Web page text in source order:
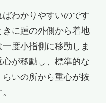
わかりやすいのです
に踵の外側から着地
度小指側に移動しま
が移動し、標準的な
いの所から重心が抜